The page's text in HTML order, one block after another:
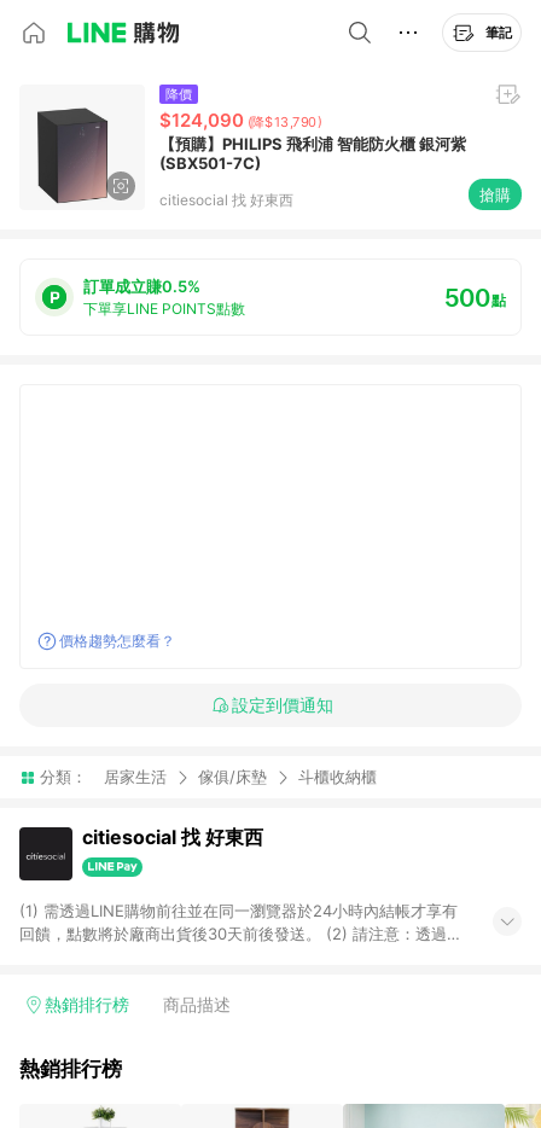
筆記
降價
$124,090 (降$13,790)
【預購】PHILIPS 飛利浦 智能防火櫃 銀河紫
(SBX501-7C)
citiesocial 找 好東西 搶購
訂單成立賺0.5%
下單享LINE POINTS點數 500點
價格趨勢怎麼看？
設定到價通知
分類： 居家生活 傢俱/床墊 斗櫃收納櫃
citiesocial 找 好東西
(1) 需透過LINE購物前往並在同一瀏覽器於24小時內結帳才享有
回饋，點數將於廠商出貨後30天前後發送。 (2) 請注意：透過
熱銷排行榜 商品描述
熱銷排行榜